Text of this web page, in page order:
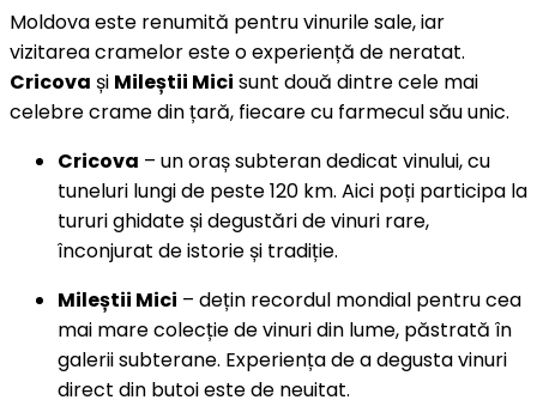
Moldova este renumită pentru vinurile sale, iar
vizitarea cramelor este o experiență de neratat.
Cricova și Mileștii Mici sunt două dintre cele mai
celebre crame din țară, fiecare cu farmecul său unic.
Cricova – un oraș subteran dedicat vinului, cu
tuneluri lungi de peste 120 km. Aici poți participa la
tururi ghidate și degustări de vinuri rare,
înconjurat de istorie și tradiție.
Mileștii Mici – dețin recordul mondial pentru cea
mai mare colecție de vinuri din lume, păstrată în
galerii subterane. Experiența de a degusta vinuri
direct din butoi este de neuitat.